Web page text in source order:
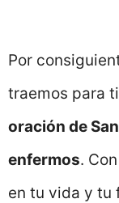
Por
traemos para
oración de
enfermos.
en tu vida y tu